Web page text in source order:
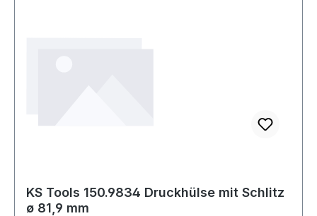
KS Tools 150.9834 Druckhülse mit Schlitz
ø 81,9 mm